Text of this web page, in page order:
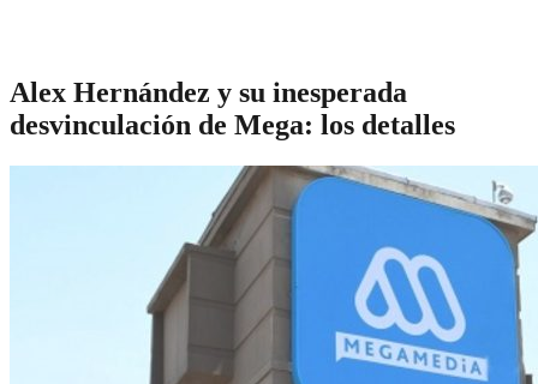
Alex Hernández y su inesperada
desvinculación de Mega: los detalles